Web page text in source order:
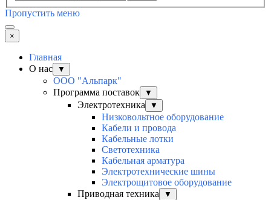
Пропустить меню
×
Главная
О нас
▼
ООО "Альпарк"
Программа поставок
▼
Электротехника ▼
Низковольтное оборудование
Кабели и провода
Кабельные лотки
Светотехника
Кабельная арматура
Электротехнические шины
Электрощитовое оборудование
Приводная техника
▼